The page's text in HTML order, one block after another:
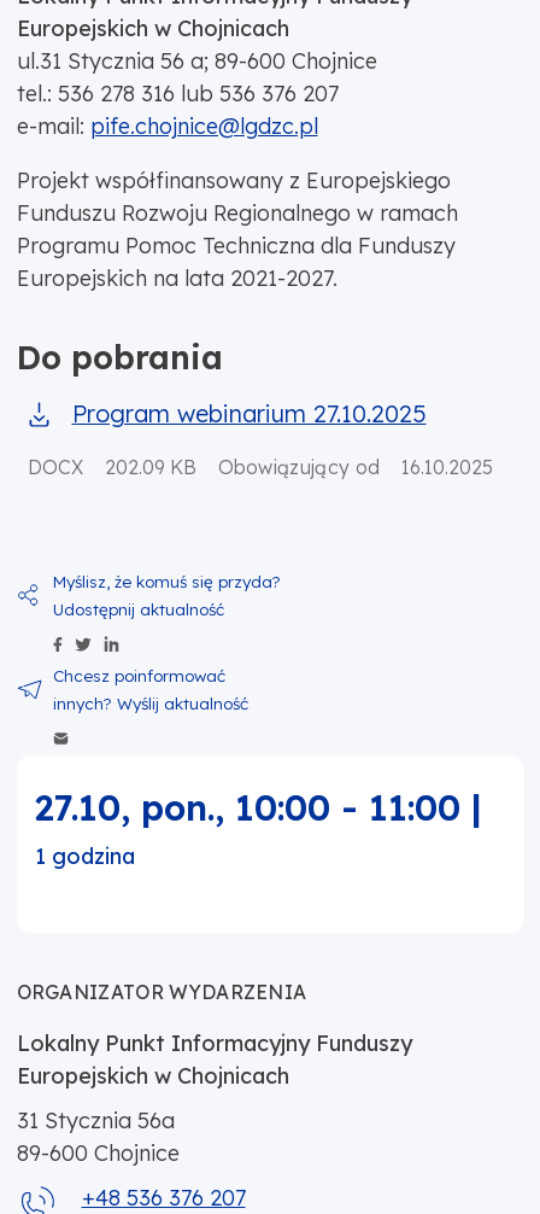
Europejskich w Chojnicach
ul.31 Stycznia 56 a; 89-600 Chojnice
tel.: 536 278 316 lub 536 376 207
e-mail: pife.chojnice@lgdzc.pl
Projekt współfinansowany z Europejskiego
Funduszu Rozwoju Regionalnego w ramach
Programu Pomoc Techniczna dla Funduszy
Europejskich na lata 2021-2027.
Do pobrania
Program webinarium 27.10.2025
DOCX 202.09 KB Obowiązujący od 16.10.2025
Udostępnij zawartość na Facebook
Udostępnij zawartość na Twitter
27.10, pon., 10:00 - 11:00 |
1 godzina
ORGANIZATOR WYDARZENIA
Lokalny Punkt Informacyjny Funduszy
Europejskich w Chojnicach
31 Stycznia 56a
89-600 Chojnice
+48 536 376 207